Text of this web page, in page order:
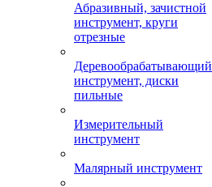
Абразивный, зачистной
инструмент, круги
отрезные
Деревообрабатывающий
инструмент, диски
пильные
Измерительный
инструмент
Малярный инструмент